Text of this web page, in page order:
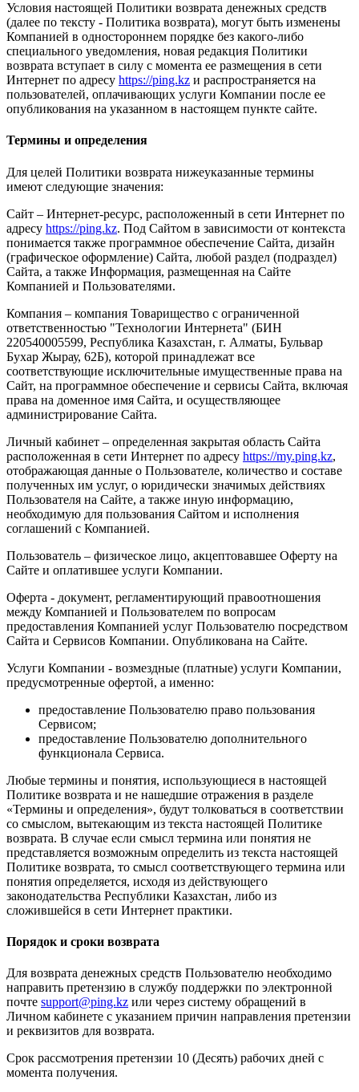
Условия настоящей Политики возврата денежных средств
(далее по тексту - Политика возврата), могут быть изменены
Компанией в одностороннем порядке без какого-либо
специального уведомления, новая редакция Политики
возврата вступает в силу с момента ее размещения в сети
Интернет по адресу https://ping.kz и распространяется на
пользователей, оплачивающих услуги Компании после ее
опубликования на указанном в настоящем пункте сайте.
Термины и определения
Для целей Политики возврата нижеуказанные термины
имеют следующие значения:
Сайт – Интернет-ресурс, расположенный в сети Интернет по
адресу https://ping.kz. Под Сайтом в зависимости от контекста
понимается также программное обеспечение Сайта, дизайн
(графическое оформление) Сайта, любой раздел (подраздел)
Сайта, а также Информация, размещенная на Сайте
Компанией и Пользователями.
Компания – компания Товарищество с ограниченной
ответственностью "Технологии Интернета" (БИН
220540005599, Республика Казахстан, г. Алматы, Бульвар
Бухар Жырау, 62Б), которой принадлежат все
соответствующие исключительные имущественные права на
Сайт, на программное обеспечение и сервисы Сайта, включая
права на доменное имя Сайта, и осуществляющее
администрирование Сайта.
Личный кабинет – определенная закрытая область Сайта
расположенная в сети Интернет по адресу https://my.ping.kz,
отображающая данные о Пользователе, количество и составе
полученных им услуг, о юридически значимых действиях
Пользователя на Сайте, а также иную информацию,
необходимую для пользования Сайтом и исполнения
соглашений с Компанией.
Пользователь – физическое лицо, акцептовавшее Оферту на
Сайте и оплатившее услуги Компании.
Оферта - документ, регламентирующий правоотношения
между Компанией и Пользователем по вопросам
предоставления Компанией услуг Пользователю посредством
Сайта и Сервисов Компании. Опубликована на Сайте.
Услуги Компании - возмездные (платные) услуги Компании,
предусмотренные офертой, а именно:
предоставление Пользователю право пользования
Сервисом;
предоставление Пользователю дополнительного
функционала Сервиса.
Любые термины и понятия, использующиеся в настоящей
Политике возврата и не нашедшие отражения в разделе
«Термины и определения», будут толковаться в соответствии
со смыслом, вытекающим из текста настоящей Политике
возврата. В случае если смысл термина или понятия не
представляется возможным определить из текста настоящей
Политике возврата, то смысл соответствующего термина или
понятия определяется, исходя из действующего
законодательства Республики Казахстан, либо из
сложившейся в сети Интернет практики.
Порядок и сроки возврата
Для возврата денежных средств Пользователю необходимо
направить претензию в службу поддержки по электронной
почте support@ping.kz или через систему обращений в
Личном кабинете с указанием причин направления претензии
и реквизитов для возврата.
Срок рассмотрения претензии 10 (Десять) рабочих дней с
момента получения.